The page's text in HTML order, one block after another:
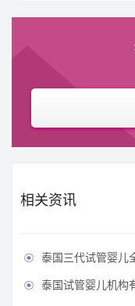
相关资讯
 泰国三代试管婴儿
 泰国试管婴儿机构